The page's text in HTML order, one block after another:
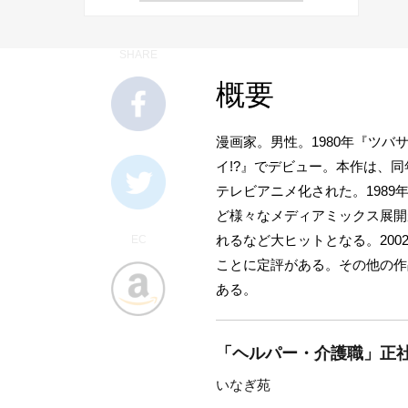
概要
漫画家。男性。1980年『ツバ
イ!?』でデビュー。本作は、
テレビアニメ化された。1989
ど様々なメディアミックス展
れるなど大ヒットとなる。
ことに定評がある。その他の
ある。
「ヘルパー・介護職」
いなぎ苑